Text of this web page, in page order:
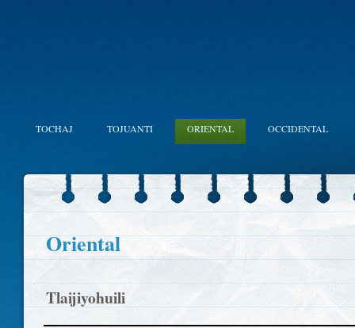
TOCHAJ TOJUANTI ORIENTAL OCCIDENTAL
Oriental
Tlaijiyohuili